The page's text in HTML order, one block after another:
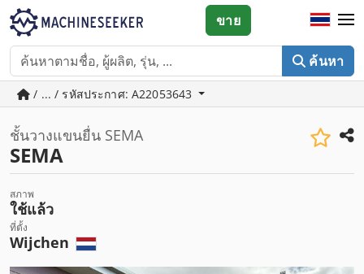
ค้นหา
ขาย
/ ... / รหัสประกาศ: A22053643
ชั้นวางแขนยื่น SEMA
SEMA
สภาพ
ใช้แล้ว
ที่ตั้ง
Wijchen